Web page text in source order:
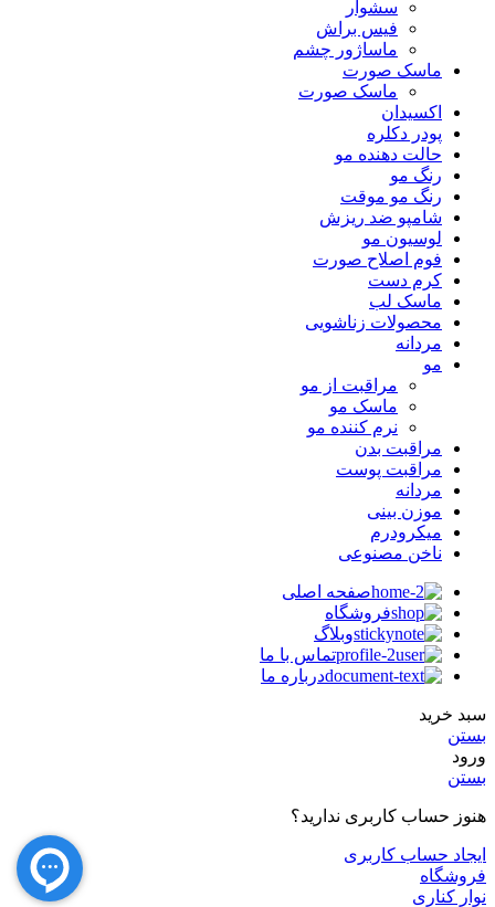
سشوار
فیس براش
ماساژور چشم
ماسک صورت
ماسک صورت
اکسیدان
پودر دکلره
حالت دهنده مو
رنگ مو
رنگ مو موقت
شامپو ضد ریزش
لوسیون مو
فوم اصلاح صورت
کرم دست
ماسک لب
محصولات زناشویی
مردانه
مو
مراقبت از مو
ماسک مو
نرم کننده مو
مراقبت بدن
مراقبت پوست
مردانه
موزن بینی
میکرودرم
ناخن مصنوعی
صفحه اصلی
فروشگاه
وبلاگ
تماس با ما
درباره ما
سبد خرید
بستن
ورود
بستن
هنوز حساب کاربری ندارید؟
ایجاد حساب کاربری
فروشگاه
نوار کناری